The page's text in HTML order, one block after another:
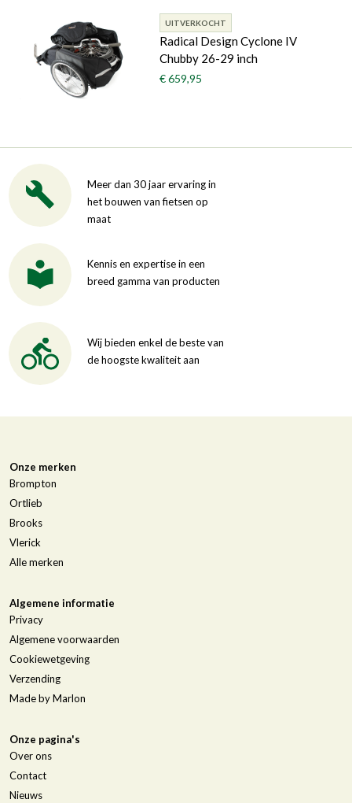
UITVERKOCHT
Radical Design Cyclone IV
Chubby 26-29 inch
€ 659,95
Meer dan 30 jaar ervaring in
het bouwen van fietsen op
maat
Kennis en expertise in een
breed gamma van producten
Wij bieden enkel de beste van
de hoogste kwaliteit aan
Onze merken
Brompton
Ortlieb
Brooks
Vlerick
Alle merken
Algemene informatie
Privacy
Algemene voorwaarden
Cookiewetgeving
Verzending
Made by Marlon
Onze pagina's
Over ons
Contact
Nieuws